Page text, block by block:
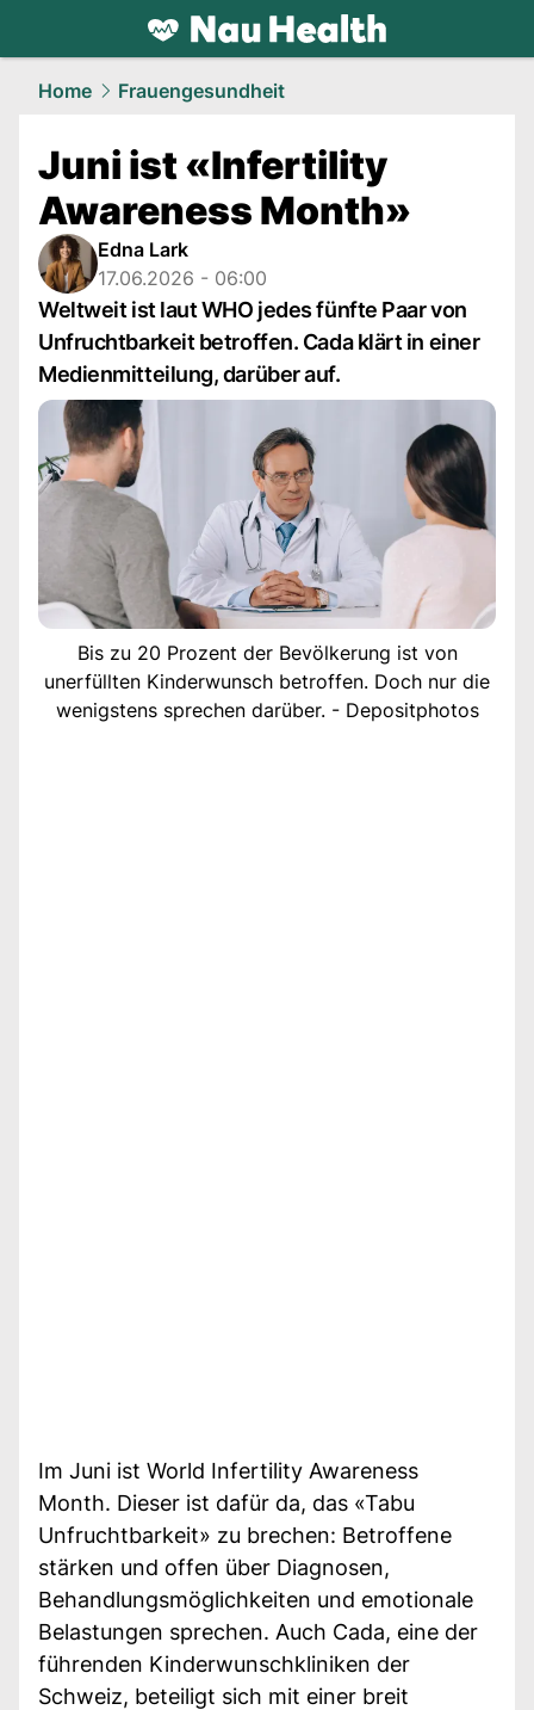
health.NAU.ch
Home Frauengesundheit
Juni ist «Infertility
Awareness Month»
Edna Lark
17.06.2026 - 06:00
Weltweit ist laut WHO jedes fünfte Paar von
Unfruchtbarkeit betroffen. Cada klärt in einer
Medienmitteilung, darüber auf.
Bis zu 20 Prozent der Bevölkerung ist von
unerfüllten Kinderwunsch betroffen. Doch nur die
wenigstens sprechen darüber. - Depositphotos
Im Juni ist World Infertility Awareness
Month. Dieser ist dafür da, das «Tabu
Unfruchtbarkeit» zu brechen: Betroffene
stärken und offen über Diagnosen,
Behandlungsmöglichkeiten und emotionale
Belastungen sprechen. Auch Cada, eine der
führenden Kinderwunschkliniken der
Schweiz, beteiligt sich mit einer breit